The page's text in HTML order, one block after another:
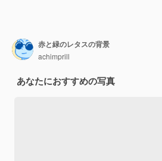
赤と緑のレタスの背景
achimprill
あなたにおすすめの写真